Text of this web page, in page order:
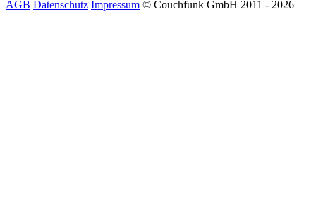
AGB Datenschutz Impressum © Couchfunk GmbH 2011 - 2026